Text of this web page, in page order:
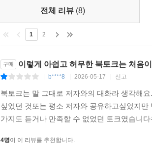
전체 리뷰 (8)
1 2
구매 이렇게 아쉽고 허무한 북토크는 처음
b****8 2026-05-17 신고
북토크는 말 그대로 저자와의 대화라 생각해
싶었던 것또는 평소 저자와 공유하고싶었지
가지도 듣거나 만족할 수 없었던 토크였습니
4명이 이 리뷰를 추천합니다.